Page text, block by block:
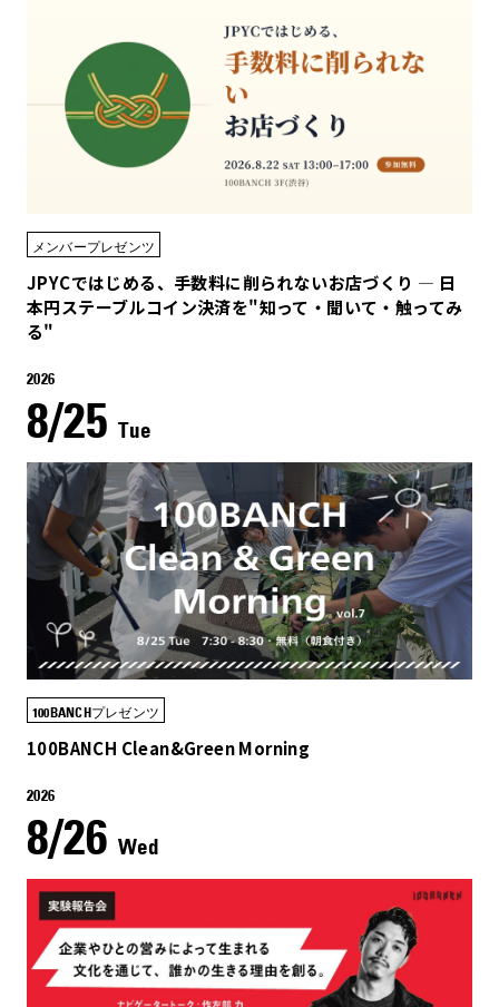
メンバープレゼンツ
JPYCではじめる、手数料に削られないお店づくり — 日
本円ステーブルコイン決済を"知って・聞いて・触ってみ
る"
2026
8/25 Tue
100BANCHプレゼンツ
100BANCH Clean&Green Morning
2026
8/26 Wed